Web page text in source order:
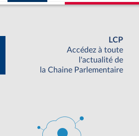
LCP
Accédez à toute
l'actualité de
la Chaine Parlementaire